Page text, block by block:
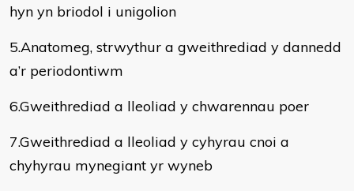
hyn yn briodol i unigolion
5.Anatomeg, strwythur a gweithrediad y dannedd
a’r periodontiwm
6.Gweithrediad a lleoliad y chwarennau poer
7.Gweithrediad a lleoliad y cyhyrau cnoi a
chyhyrau mynegiant yr wyneb